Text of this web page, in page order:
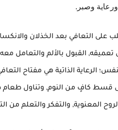
وصبر.
على التعافي بعد الخذلان
تعميقه, القبول بالألم والتعامل
؛ الرعاية الذاتية هي مفتاح
كافٍ من النوم, وتناول طعام
المعنوية, والتفكر والتعلم من